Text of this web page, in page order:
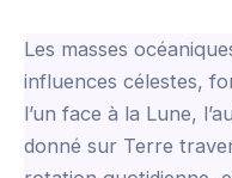
Les masses
influences célestes,
l’un face à la Lune,
donné sur Terre